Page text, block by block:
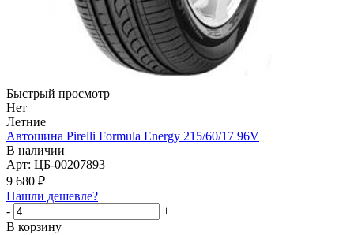
Быстрый просмотр
Нет
Летние
Автошина Pirelli Formula Energy 215/60/17 96V
В наличии
Арт: ЦБ-00207893
9 680 ₽
Нашли дешевле?
-
+
В корзину